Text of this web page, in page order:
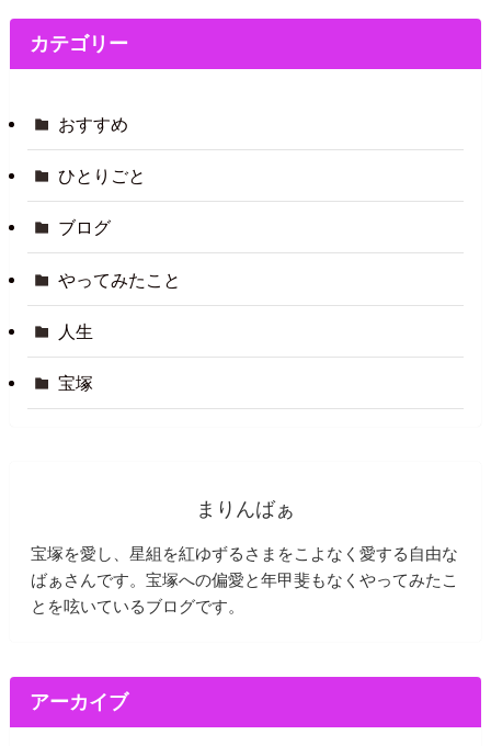
カテゴリー
おすすめ
ひとりごと
ブログ
やってみたこと
人生
宝塚
まりんばぁ
宝塚を愛し、星組を紅ゆずるさまをこよなく愛する自由な
ばぁさんです。宝塚への偏愛と年甲斐もなくやってみたこ
とを呟いているブログです。
アーカイブ